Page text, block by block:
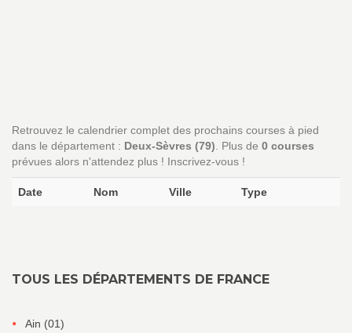
Retrouvez le calendrier complet des prochains courses à pied
dans le département : Deux-Sèvres (79) . Plus de 0 courses
prévues alors n'attendez plus ! Inscrivez-vous !
Date Nom Ville Type
TOUS LES DÉPARTEMENTS DE FRANCE
Ain (01)